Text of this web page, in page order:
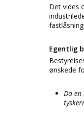
Det vides
Egentlig
ønskede
Da